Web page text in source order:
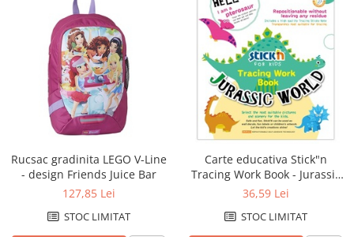
Rucsac gradinita LEGO V-Line
- design Friends Juice Bar
127,85 Lei
STOC LIMITAT
Carte educativa Stick"n
Tracing Work Book - Jurassic
World
36,59 Lei
STOC LIMITAT